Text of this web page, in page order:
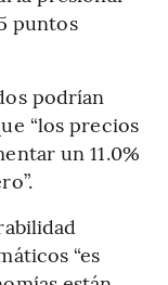
puntos
podrían
“los precios
un 11.0%
“es